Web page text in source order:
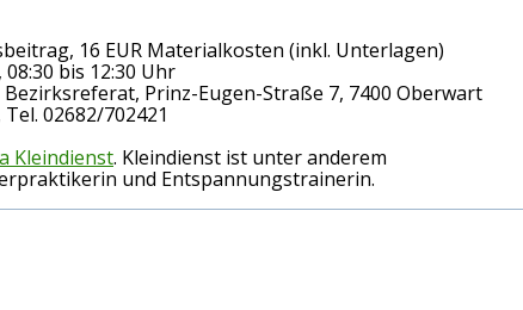
16 EUR Materialkosten (inkl. Unterlagen)
bis 12:30 Uhr
Prinz-Eugen-Straße 7, 7400 Oberwart
02682/702421
Kleindienst. Kleindienst ist unter anderem
und Entspannungstrainerin.